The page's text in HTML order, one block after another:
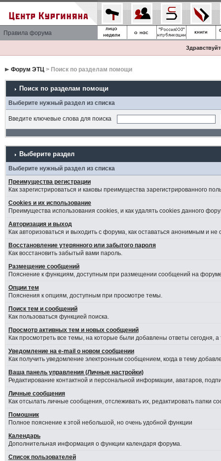
Правила форума
Форум ЭТЦ> Поиск по разделам помощи
Поиск по разделам помощи
Выберите нужный раздел из списка
Введите ключевые слова для поиска
Выберите раздел
Выберите нужный раздел из списка
Преимущества регистрации
Как зарегистрироваться и каковы преимущества зарегистрированного
Cookies и их использование
Преимущества использования cookies, и как удалять cookies данного
Авторизация и выход
Как авторизоваться и выходить с форума, как оставаться анонимным и
Восстановление утерянного или забытого пароля
Как восстановить забытый вами пароль.
Размещение сообщений
Пояснение к функциям, доступным при размещении сообщений на
Опции тем
Пояснения к опциям, доступным при просмотре темы.
Поиск тем и сообщений
Как пользоваться функцией поиска.
Просмотр активных тем и новых сообщений
Как просмотреть все темы, на которые были добавлены ответы сегодня,
Уведомление на е-mail о новом сообщении
Как получить уведомление электронным сообщением, когда в тему
Ваша панель управления (Личные настройки)
Редактирование контактной и персональной информации, аватаров,
Личные сообщения
Как отсылать личные сообщения, отслеживать их, редактировать папки
Помошник
Полное пояснение к этой небольшой, но очень удобной функции
Календарь
Дополнительная информация о функции календаря форума.
Список пользователей